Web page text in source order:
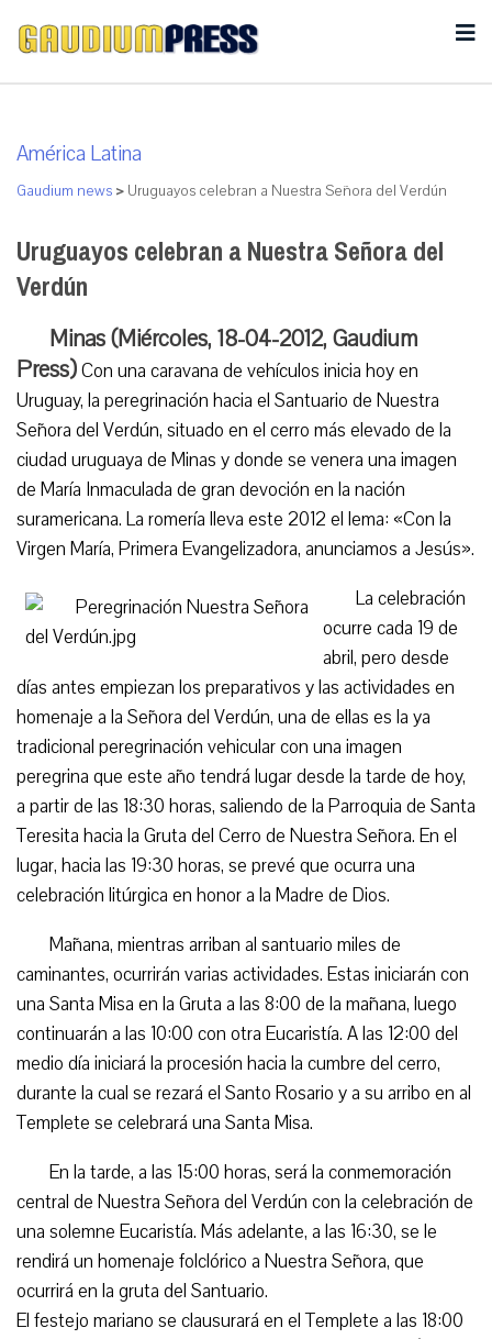
América Latina
Gaudium news > Uruguayos celebran a Nuestra Señora del Verdún
Uruguayos celebran a Nuestra Señora del
Verdún
Minas (Miércoles, 18-04-2012, Gaudium
Press)Con una caravana de vehículos inicia hoy en
Uruguay, la peregrinación hacia el Santuario de Nuestra
Señora del Verdún, situado en el cerro más elevado de la
ciudad uruguaya de Minas y donde se venera una imagen
de María Inmaculada de gran devoción en la nación
suramericana. La romería lleva este 2012 el lema: «Con la
Virgen María, Primera Evangelizadora, anunciamos a Jesús».
La celebración
ocurre cada 19 de
abril, pero desde
días antes empiezan los preparativos y las actividades en
homenaje a la Señora del Verdún, una de ellas es la ya
tradicional peregrinación vehicular con una imagen
peregrina que este año tendrá lugar desde la tarde de hoy,
a partir de las 18:30 horas, saliendo de la Parroquia de Santa
Teresita hacia la Gruta del Cerro de Nuestra Señora. En el
lugar, hacia las 19:30 horas, se prevé que ocurra una
celebración litúrgica en honor a la Madre de Dios.
Mañana, mientras arriban al santuario miles de
caminantes, ocurrirán varias actividades. Estas iniciarán con
una Santa Misa en la Gruta a las 8:00 de la mañana, luego
continuarán a las 10:00 con otra Eucaristía. A las 12:00 del
medio día iniciará la procesión hacia la cumbre del cerro,
durante la cual se rezará el Santo Rosario y a su arribo en al
Templete se celebrará una Santa Misa.
En la tarde, a las 15:00 horas, será la conmemoración
central de Nuestra Señora del Verdún con la celebración de
una solemne Eucaristía. Más adelante, a las 16:30, se le
rendirá un homenaje folclórico a Nuestra Señora, que
ocurrirá en la gruta del Santuario.
El festejo mariano se clausurará en el Templete a las 18:00